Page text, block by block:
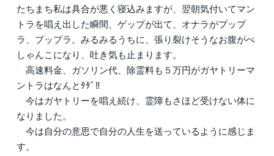
たちまち私は具合が悪く寝込みますが、翌朝気付いてマン
トラを唱え出した瞬間、ゲップが出て、オナラがプップ
ラ、プップラ。みるみるうちに、張り裂けそうなお腹がぺ
しゃんこになり、吐き気も止まります。
高速料金、ガソリン代、除霊料も５万円がガヤトリーマ
ントラはなんとﾀﾀﾞ‼️
今はガヤトリーを唱え続け、霊障もさほど受けない体に
なりました。
今は自分の意思で自分の人生を送っているように感じま
す。